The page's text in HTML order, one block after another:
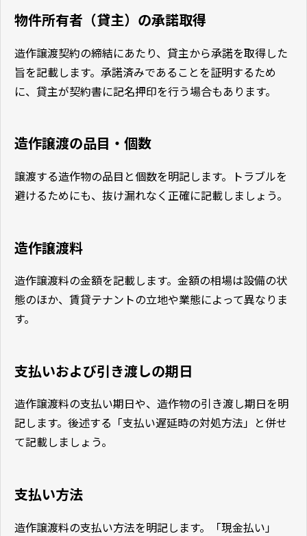
物件所有者（貸主）の承諾取得
造作譲渡契約の締結にあたり、貸主から承諾を取得した
旨を記載します。承諾済みであることを証明するため
に、貸主が契約書に記名押印を行う場合もあります。
造作譲渡の品目・個数
譲渡する造作物の品目と個数を明記します。トラブルを
避けるためにも、抜け漏れなく正確に記載しましょう。
造作譲渡料
造作譲渡料の金額を記載します。金額の相場は設備の状
態のほか、賃貸テナントの立地や業態によって異なりま
す。
支払いおよび引き渡しの期日
造作譲渡料の支払い期日や、造作物の引き渡し期日を明
記します。後述する「支払い遅延時の対処方法」と併せ
て記載しましょう。
支払い方法
造作譲渡料の支払い方法を明記します。「現金払い」